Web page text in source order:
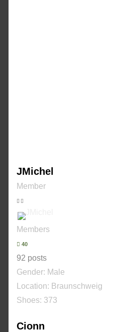
JMichel
Member
Members
40
92 posts
Gender: Male
Location: Braunschweig
Shoes: 373
Cionn